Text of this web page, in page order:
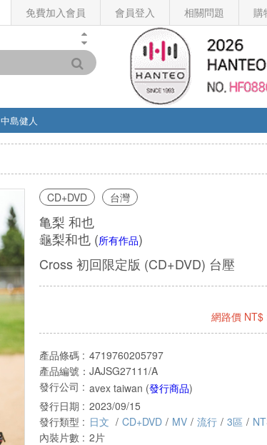
免費加入會員 會員登入 相關問題 購
中島健人
CD+DVD 台灣
亀梨 和也
龜梨和也 (所有作品)
Cross 初回限定版 (CD+DVD) 台壓
網路價 NT$
產品條碼 : 4719760205797
產品編號： JAJSG27111/A
發行公司 : avex taiwan (發行商品)
發行日期 : 2023/09/15
發行類型 : 日文 / CD+DVD / MV / 流行 / 3區 /
內裝片數 : 2片